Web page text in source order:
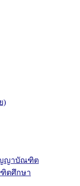
)
ญญาบัณฑิต
ตศึกษา